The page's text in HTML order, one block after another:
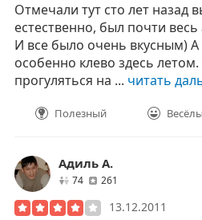
Отмечали тут сто лет назад
естественно, был почти
И все было очень вкусным) А
особенно клево здесь
прогуляться на ... читать
Полезный
Адиль А.
74друзей
261
13.12.2011